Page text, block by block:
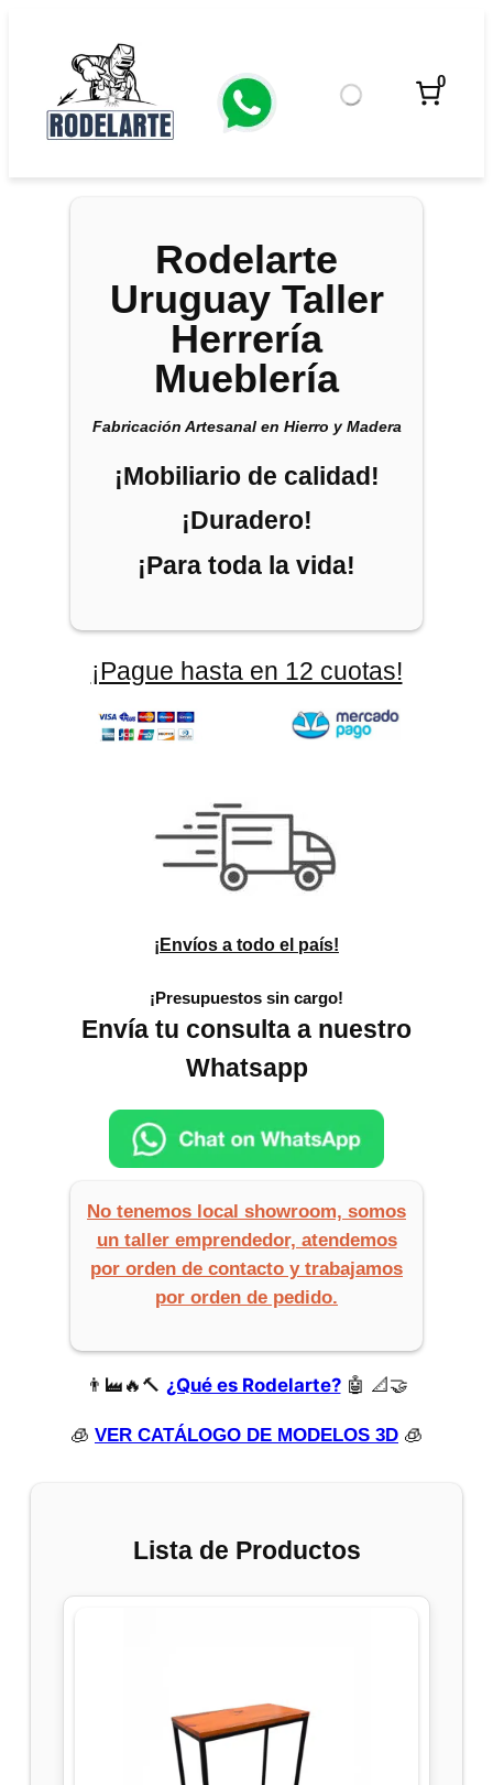
contenido
0
Rodelarte
Uruguay Taller
Herrería
Mueblería
Fabricación Artesanal en Hierro y Madera
¡Mobiliario de calidad!
¡Duradero!
¡Para toda la vida!
¡Pague hasta en 12 cuotas!
¡Envíos a todo el país!
¡Presupuestos sin cargo!
Envía tu consulta a nuestro
Whatsapp
No tenemos local showroom, somos
un taller emprendedor, atendemos
por orden de contacto y trabajamos
por orden de pedido.
👨‍🏭🔥🔨 ¿Qué es Rodelarte?🤖 📐🤝
🧊 VER CATÁLOGO DE MODELOS 3D 🧊
Lista de Productos